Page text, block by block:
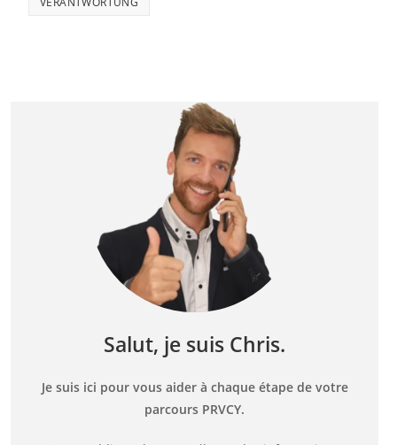
Salut, je suis Chris.
Je suis ici pour vous aider à chaque étape de votre
parcours PRVCY.